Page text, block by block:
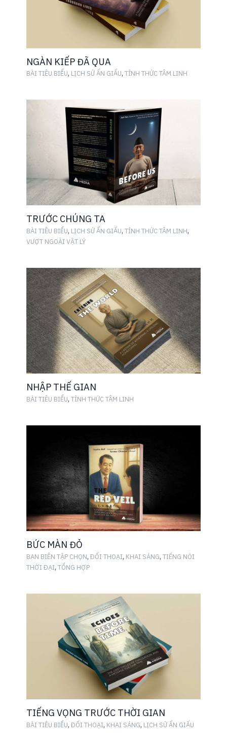
NGÀN KIẾP ĐÃ QUA
BÀI TIÊU BIỂU, LỊCH SỬ ẨN GIẤU, TỈNH THỨC TÂM LINH
TRƯỚC CHÚNG TA
BÀI TIÊU BIỂU, LỊCH SỬ ẨN GIẤU, TỈNH THỨC TÂM LINH,
VƯỢT NGOÀI VẬT LÝ
NHẬP THẾ GIAN
BÀI TIÊU BIỂU, TỈNH THỨC TÂM LINH
BỨC MÀN ĐỎ
BAN BIÊN TẬP CHỌN, ĐỐI THOẠI, KHAI SÁNG, TIẾNG NÓI
THỜI ĐẠI, TỔNG HỢP
TIẾNG VỌNG TRƯỚC THỜI GIAN
BÀI TIÊU BIỂU, ĐỐI THOẠI, KHAI SÁNG, LỊCH SỬ ẨN GIẤU